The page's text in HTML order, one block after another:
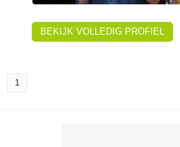
BEKIJK VOLLEDIG PROFIEL
1